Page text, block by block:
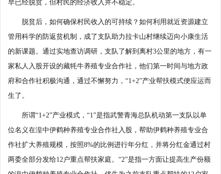
早已经脱贫，但村民的经济收入并不稳定。
脱贫后，如何确保村民收入的可持续？如何利用就近资源建立
管用科学的防返贫机制，成了支队助力拉卡山村继续迈向小康生活
的新课题。通过实地查访调研，支队了解到离村3公里的地方，有一
家私人入股开设的藏牦牛养殖专业合作社，他们第一时间与地方政
府和合作社积极沟通，通过不懈努力，“1+2”产业帮扶模式便应运而
生了。
所谓“1+2”产业模式，“1”是指武警青海总队机动第一支队以单
位名义在湟中伊鹤种养殖专业合作社入股，帮助伊鹤种养殖专业合
作社扩大养殖规模，按照8%的比例进行年分红，并将分红金通过村
两委全部分发给12户重点帮扶家庭。“2”是指一方面让提高生产份额